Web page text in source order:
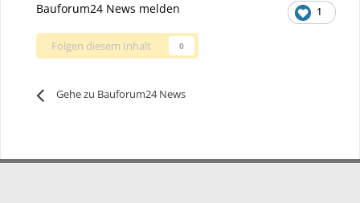
1
Bauforum24 News melden
Folgen diesem Inhalt 0
Gehe zu Bauforum24 News